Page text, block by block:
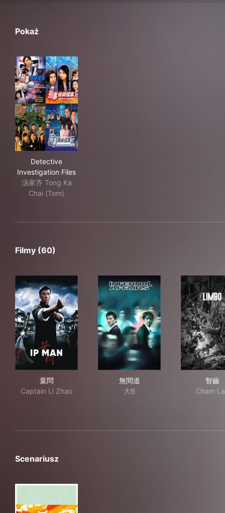
Pokaż
Detective
Investigation Files
汤家齐 Tong Ka
Chai (Tom)
Filmy (60)
葉問
Captain Li Zhao
無間道
大B
智齒
Cham
Scenariusz